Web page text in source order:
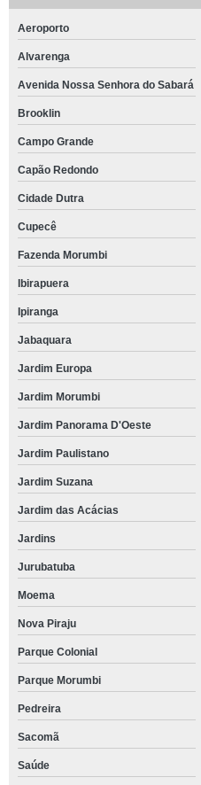
Aeroporto
Alvarenga
Avenida Nossa Senhora do Sabará
Brooklin
Campo Grande
Capão Redondo
Cidade Dutra
Cupecê
Fazenda Morumbi
Ibirapuera
Ipiranga
Jabaquara
Jardim Europa
Jardim Morumbi
Jardim Panorama D'Oeste
Jardim Paulistano
Jardim Suzana
Jardim das Acácias
Jardins
Jurubatuba
Moema
Nova Piraju
Parque Colonial
Parque Morumbi
Pedreira
Sacomã
Saúde